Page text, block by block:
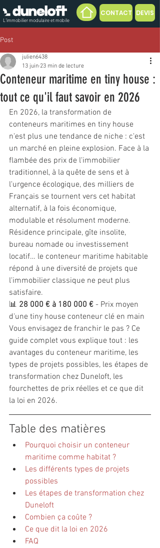
L'immobilier modulaire et mobile
DEVIS
CONTACT
Post
Conteneur maritime en tiny house :
tout ce qu'il faut savoir en 2026
julien6438
13 juin 23 min de lecture
En 2026, la transformation de
conteneurs maritimes en tiny house
n'est plus une tendance de niche : c'est
un marché en pleine explosion. Face à la
flambée des prix de l'immobilier
traditionnel, à la quête de sens et à
l'urgence écologique, des milliers de
Français se tournent vers cet habitat
alternatif, à la fois économique,
modulable et résolument moderne.
Résidence principale, gîte insolite,
bureau nomade ou investissement
locatif… le conteneur maritime habitable
répond à une diversité de projets que
l'immobilier classique ne peut plus
satisfaire.
📊 28 000 € à 180 000 € - Prix moyen
d'une tiny house conteneur clé en main
Vous envisagez de franchir le pas ? Ce
guide complet vous explique tout : les
avantages du conteneur maritime, les
types de projets possibles, les étapes de
transformation chez Duneloft, les
fourchettes de prix réelles et ce que dit
la loi en 2026.
Table des matières
Pourquoi choisir un conteneur
maritime comme habitat ?
Les différents types de projets
possibles
Les étapes de transformation chez
Duneloft
Combien ça coûte ?
Ce que dit la loi en 2026
FAQ